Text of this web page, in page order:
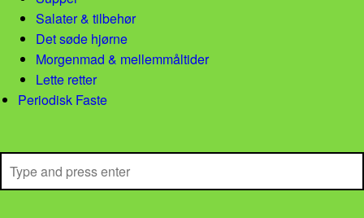
Salater & tilbehør
Det søde hjørne
Morgenmad & mellemmåltider
Lette retter
Periodisk Faste
Search